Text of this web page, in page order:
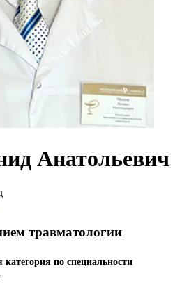
Анатольевич
травматологии
по специальности